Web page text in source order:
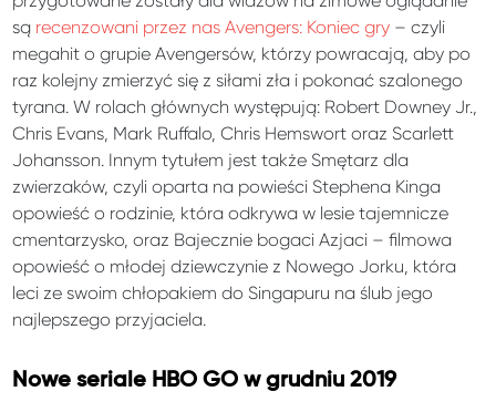
są recenzowani przez nas Avengers: Koniec gry – czyli
megahit o grupie Avengersów, którzy powracają, aby po
raz kolejny zmierzyć się z siłami zła i pokonać szalonego
tyrana. W rolach głównych występują: Robert Downey Jr.,
Chris Evans, Mark Ruffalo, Chris Hemswort oraz Scarlett
Johansson. Innym tytułem jest także Smętarz dla
zwierzaków, czyli oparta na powieści Stephena Kinga
opowieść o rodzinie, która odkrywa w lesie tajemnicze
cmentarzysko, oraz Bajecznie bogaci Azjaci – filmowa
opowieść o młodej dziewczynie z Nowego Jorku, która
leci ze swoim chłopakiem do Singapuru na ślub jego
najlepszego przyjaciela.
Nowe seriale HBO GO w grudniu 2019